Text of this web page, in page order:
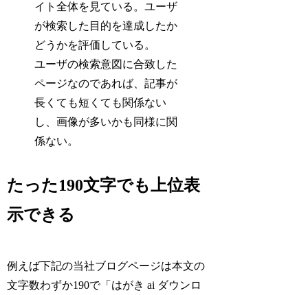
イト全体を見ている。ユーザ
が検索した目的を達成したか
どうかを評価している。
ユーザの検索意図に合致した
ページなのであれば、記事が
長くても短くても関係ない
し、画像が多いかも同様に関
係ない。
たった190文字でも上位表
示できる
例えば下記の当社ブログページは本文の
文字数わずか190で「はがき ai ダウンロ